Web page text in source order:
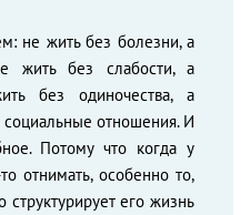
не жить без болезни, а
жить без слабости, а
без одиночества, а
отношения. И
Потому что когда у
отнимать, особенно то,
структурирует его жизнь